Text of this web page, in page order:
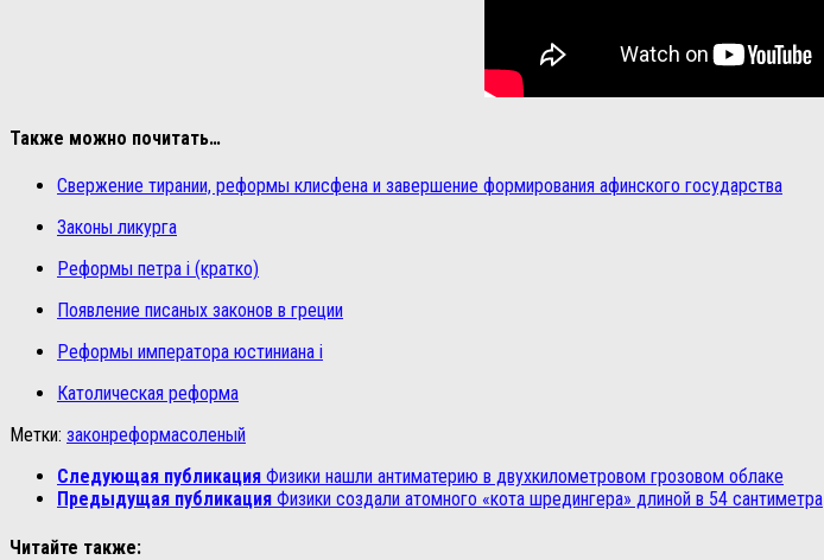
Также можно почитать…
Свержение тирании, реформы клисфена и завершение формирования афинского государства
Законы ликурга
Реформы петра i (кратко)
Появление писаных законов в греции
Реформы императора юстиниана i
Католическая реформа
Метки: законреформасоленый
Следующая публикация Физики нашли антиматерию в двухкилометровом грозовом облаке
Предыдущая публикация Физики создали атомного «кота шредингера» длиной в 54 сантиметра
Читайте также: